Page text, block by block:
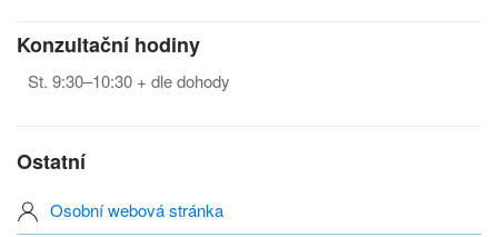
Konzultační hodiny
St. 9:30–10:30 + dle dohody
Ostatní
Osobní webová stránka